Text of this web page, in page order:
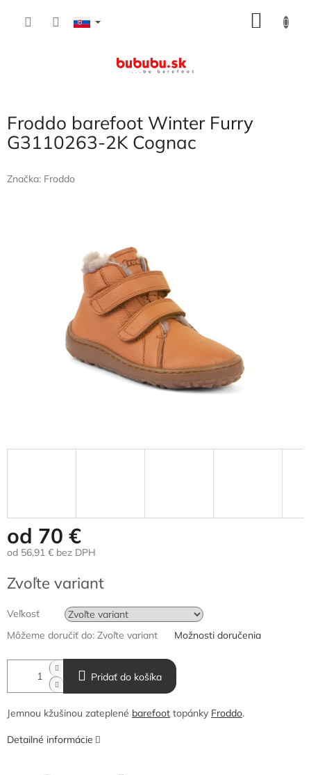
Froddo barefoot Winter Furry
G3110263-2K Cognac
Značka: Froddo
od 70 €
od 56,91 € bez DPH
cena:
Zvoľte variant
Veľkosť
Môžeme doručiť do: Zvoľte variant Možnosti doručenia
Pridať do košíka
Jemnou kžušinou zateplené barefoot topánky Froddo.
Detailné informácie